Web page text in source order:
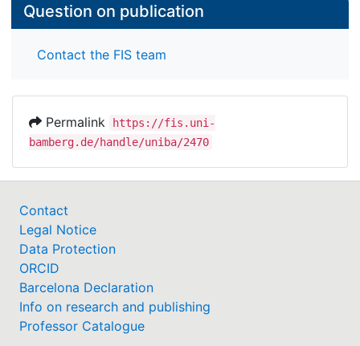
Question on publication
Contact the FIS team
Permalink
https://fis.uni-
bamberg.de/handle/uniba/2470
Contact
Legal Notice
Data Protection
ORCID
Barcelona Declaration
Info on research and publishing
Professor Catalogue